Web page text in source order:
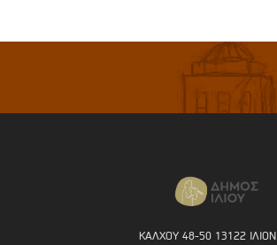
ΚΑΛΧΟΥ 48-50 13122 ΙΛΙΟΝ